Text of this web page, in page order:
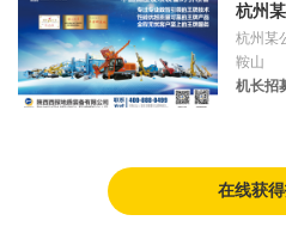
杭州
点：
杭州某
鞍山
机长招
在线获